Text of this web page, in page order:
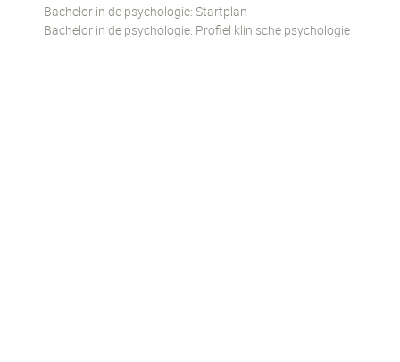
Bachelor in de psychologie: Startplan
Bachelor in de psychologie: Profiel klinische psychologie